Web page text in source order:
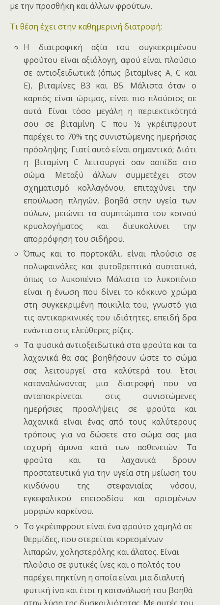
με την προσθήκη και άλλων φρούτων.
Τι θέση έχει στην καθημερινή διατροφή;
Η διατροφική αξία του συγκεκριμένου
φρούτου είναι αξιόλογη, αφού είναι πλούσιο
σε αντιοξειδωτικά (όπως βιταμίνες Α, C και
Ε), βιταμίνες Β3 και Β5. Μάλιστα όταν ο
καρπός είναι ώριμος, είναι πιο πλούσιος σε
αυτά. Είναι τόσο μεγάλη η περιεκτικότητά
σου σε βιταμίνη C που ½ γκρέιπφρουτ
παρέχει το 70% της συνιστώμενης ημερήσιας
πρόσληψης. Γιατί αυτό είναι σημαντικό; Διότι
η βιταμίνη C λειτουργεί σαν ασπίδα στο
σώμα. Μεταξύ άλλων συμμετέχει στον
σχηματισμό κολλαγόνου, επιταχύνει την
επούλωση πληγών, βοηθά στην υγεία των
ούλων, μειώνει τα συμπτώματα του κοινού
κρυολογήματος και διευκολύνει την
απορρόφηση του σιδήρου.
Όπως και το πορτοκάλι, είναι πλούσιο σε
πολυφαινόλες και φυτοθρεπτικά συστατικά,
όπως το λυκοπένιο. Μάλιστα το λυκοπένιο
είναι η ένωση που δίνει το κόκκινο χρώμα
στη συγκεκριμένη ποικιλία του, γνωστό για
τις αντικαρκινικές του ιδιότητες, επειδή δρα
ενάντια στις ελεύθερες ρίζες.
Τα φυσικά αντιοξειδωτικά στα φρούτα και τα
λαχανικά θα σας βοηθήσουν ώστε το σώμα
σας λειτουργεί στα καλύτερά του. Έτσι
καταναλώνοντας μια διατροφή που να
ανταποκρίνεται στις συνιστώμενες
ημερήσιες προσλήψεις σε φρούτα και
λαχανικά είναι ένας από τους καλύτερους
τρόπους για να δώσετε στο σώμα σας μια
ισχυρή άμυνα κατά των ασθενειών. Τα
φρούτα και τα λαχανικά δρουν
προστατευτικά για την υγεία στη μείωση του
κινδύνου της στεφανιαίας νόσου,
εγκεφαλικού επεισοδίου και ορισμένων
μορφών καρκίνου.
Το γκρέιπφρουτ είναι ένα φρούτο χαμηλό σε
θερμίδες, που στερείται κορεσμένων
λιπαρών, χοληστερόλης και άλατος. Είναι
πλούσιο σε φυτικές ίνες και ο πολτός του
παρέχει πηκτίνη η οποία είναι μια διαλυτή
φυτική ίνα και έτσι η κατανάλωσή του βοηθά
στην λύση της δυσκοιλιότητας. Με αυτές του